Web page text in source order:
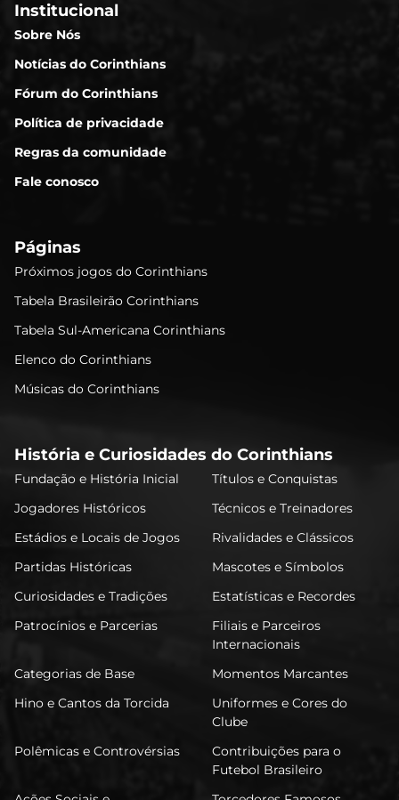
Institucional
Sobre Nós
Notícias do Corinthians
Fórum do Corinthians
Política de privacidade
Regras da comunidade
Fale conosco
Páginas
Próximos jogos do Corinthians
Tabela Brasileirão Corinthians
Tabela Sul-Americana Corinthians
Elenco do Corinthians
Músicas do Corinthians
História e Curiosidades do Corinthians
Fundação e História Inicial
Títulos e Conquistas
Jogadores Históricos
Técnicos e Treinadores
Estádios e Locais de Jogos
Rivalidades e Clássicos
Partidas Históricas
Mascotes e Símbolos
Curiosidades e Tradições
Estatísticas e Recordes
Patrocínios e Parcerias
Filiais e Parceiros
Internacionais
Categorias de Base
Momentos Marcantes
Hino e Cantos da Torcida
Uniformes e Cores do
Clube
Polêmicas e Controvérsias
Contribuições para o
Futebol Brasileiro